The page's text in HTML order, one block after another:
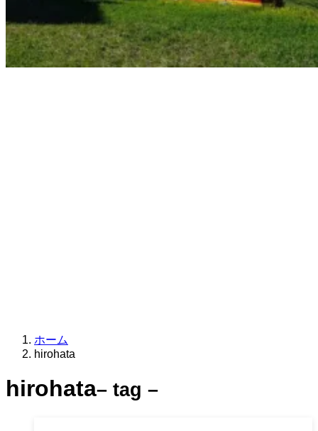
ホーム
hirohata
hirohata– tag –